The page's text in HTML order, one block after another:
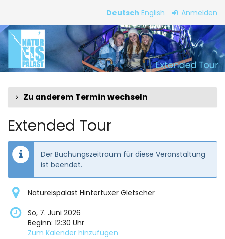
Inhalt
springen
Deutsch English Anmelden
Extended
Tour
Zu anderem Termin wechseln
Extended Tour
Der Buchungszeitraum für diese Veranstaltung
ist beendet.
Natureispalast Hintertuxer Gletscher
So, 7. Juni 2026
Beginn: 12:30 Uhr
Zum Kalender hinzufügen